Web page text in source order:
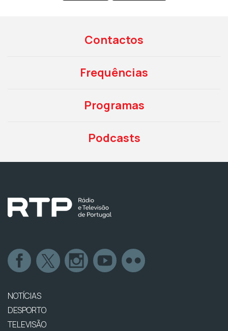
Contactos
Frequências
Programas
Podcasts
NOTÍCIAS
DESPORTO
TELEVISÃO